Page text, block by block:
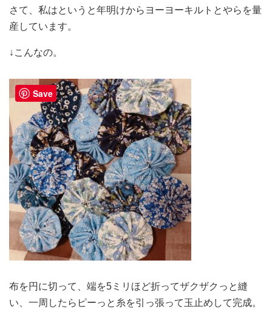
さて、私はというと年明けからヨーヨーキルトとやらを量
産しています。
↓こんなの。
布を円に切って、端を5ミリほど折ってザクザクっと縫
い、一周したらピーっと糸を引っ張って玉止めして完成。
Save